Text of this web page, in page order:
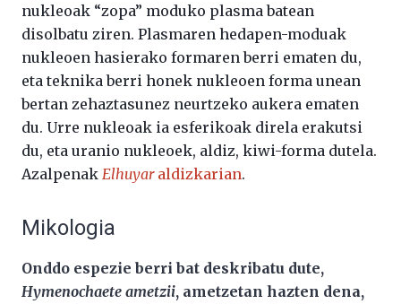
nukleoak “zopa” moduko plasma batean
disolbatu ziren. Plasmaren hedapen-moduak
nukleoen hasierako formaren berri ematen du,
eta teknika berri honek nukleoen forma unean
bertan zehaztasunez neurtzeko aukera ematen
du. Urre nukleoak ia esferikoak direla erakutsi
du, eta uranio nukleoek, aldiz, kiwi-forma dutela.
Azalpenak Elhuyaraldizkarian.
Mikologia
Onddo espezie berri bat deskribatu dute,
Hymenochaete ametzii, ametzetan hazten dena,